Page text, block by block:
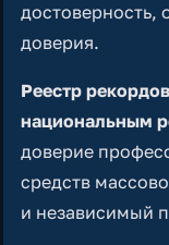
достоверность,
доверия.
Реестр
национальным
доверие
средств
и независимый